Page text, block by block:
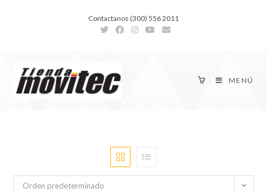
Contactanos (300) 556 2011
MENÚ
Orden predeterminado